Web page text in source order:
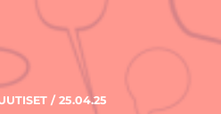
/ 25.04.25